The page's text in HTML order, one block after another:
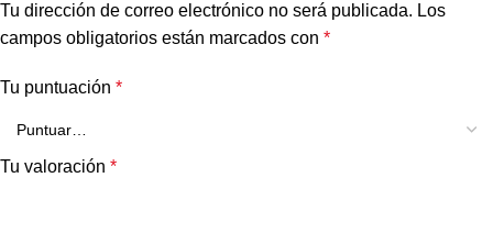
Tu dirección de correo electrónico no será publicada. Los
campos obligatorios están marcados con *
Tu puntuación *
Tu valoración *